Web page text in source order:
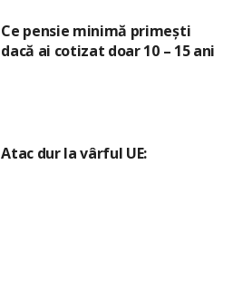
Ce pensie minimă primești
dacă ai cotizat doar 10 – 15 ani
Atac dur la vârful UE: